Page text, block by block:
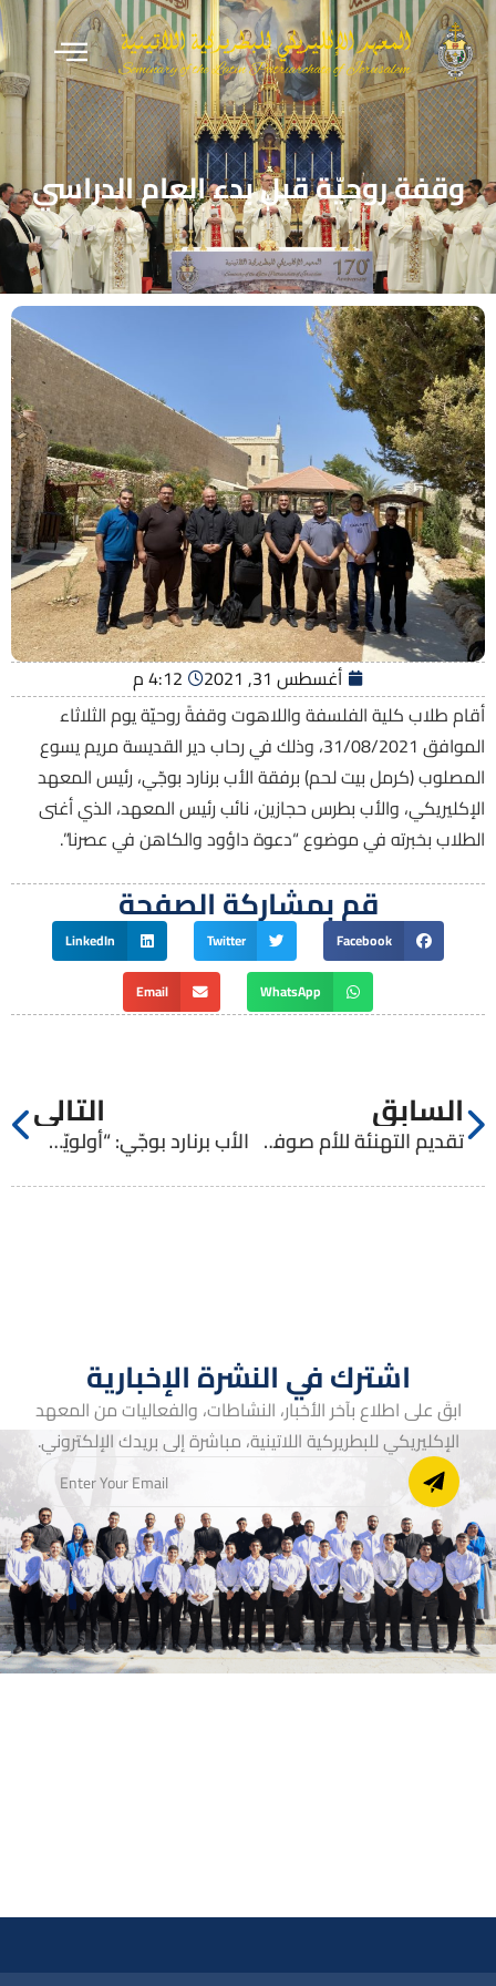
وقفة روحيّة قبل بدء العام الدراسي
أغسطس 31, 2021
4:12 م
أقام طلاب كلية الفلسفة واللاهوت وقفةً روحيّة يوم الثلاثاء
الموافق 31/08/2021، وذلك في رحاب دير القديسة مريم يسوع
المصلوب (كرمل بيت لحم) برفقة الأب برنارد بوجّي، رئيس المعهد
الإكليريكي، والأب بطرس حجازين، نائب رئيس المعهد، الذي أغنى
الطلاب بخبرته في موضوع “دعوة داؤود والكاهن في عصرنا”.
قم بمشاركة الصفحة
Facebook
Twitter
LinkedIn
WhatsApp
Email
السابق
تقديم التهنئة للأم صوفي حتّر
التالي
الأب برنارد بوجّي: “أولويّتي هي فتح المعهد الإكليريكي على محيطه والانفتاح على الآخرين”
اشترك في النشرة الإخبارية
ابقَ على اطلاع بآخر الأخبار، النشاطات، والفعاليات من المعهد
الإكليريكي للبطريركية اللاتينية، مباشرة إلى بريدك الإلكتروني.